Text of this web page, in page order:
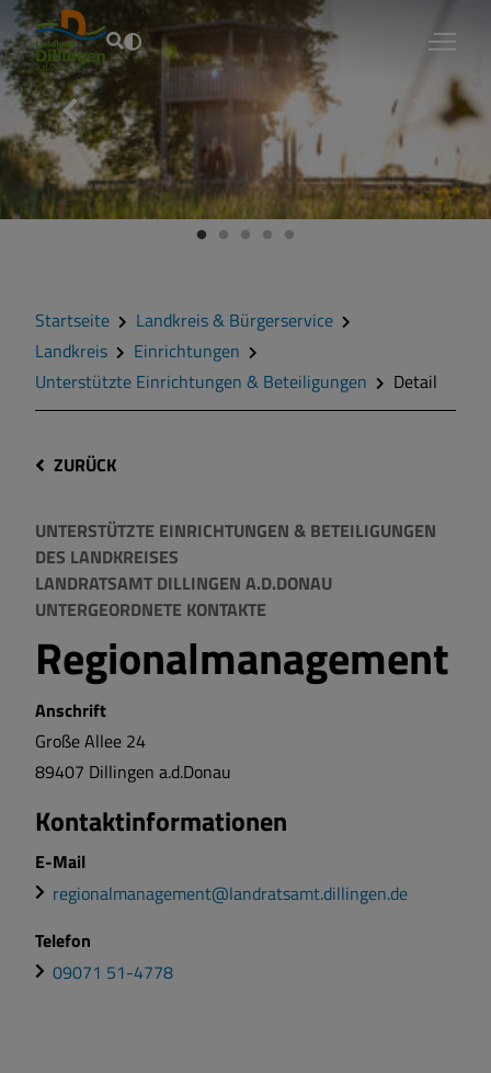
Fouad Vollmer
Startseite
Landkreis & Bürgerservice
Landkreis
Einrichtungen
Unterstützte Einrichtungen & Beteiligungen
Detail
ZURÜCK
UNTERSTÜTZTE EINRICHTUNGEN & BETEILIGUNGEN
DES LANDKREISES
LANDRATSAMT DILLINGEN A.D.DONAU
UNTERGEORDNETE KONTAKTE
Regionalmanagement
Anschrift
Große Allee 24
89407 Dillingen a.d.Donau
Kontaktinformationen
E-Mail
regionalmanagement@landratsamt.dillingen.de
Telefon
09071 51-4778